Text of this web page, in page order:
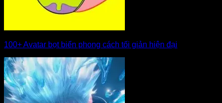
100+ Avatar bọt biển phong cách tối giản hiện đại